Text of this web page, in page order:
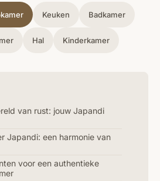
Keuken Badkamer
Hal Kinderkamer
van rust: jouw Japandi
Japandi: een harmonie van
voor een authentieke